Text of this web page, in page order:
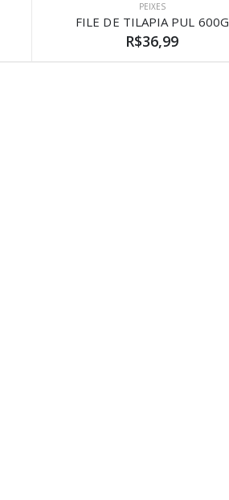
PEIXES
FILE DE TILAPIA PUL 600G
R$36,99